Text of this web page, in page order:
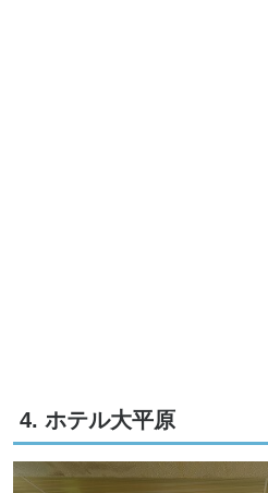
4. ホテル大平原